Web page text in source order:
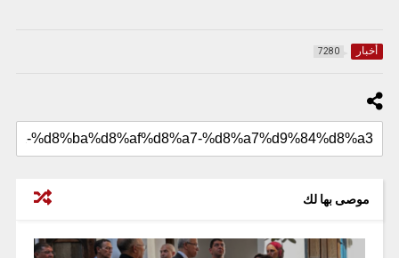
أخبار 7280
موصى بها لك